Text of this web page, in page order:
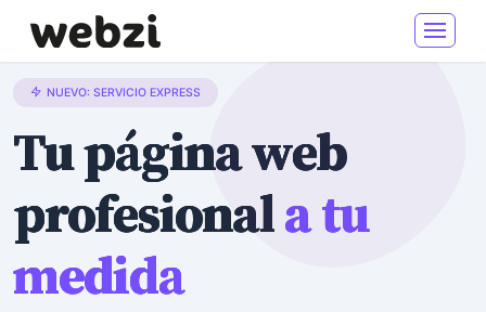
NUEVO: SERVICIO EXPRESS
Tu página web
profesionala tu
medida